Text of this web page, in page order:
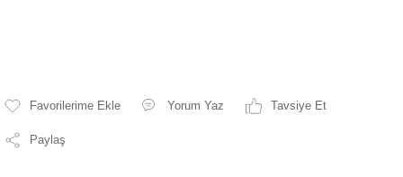
Yorum Yaz Tavsiye Et
Paylaş